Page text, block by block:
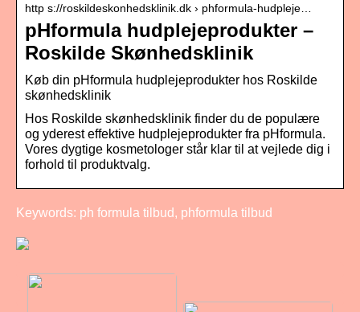
http s://roskildeskonhedsklinik.dk › phformula-hudpleje…
pHformula hudplejeprodukter –
Roskilde Skønhedsklinik
Køb din pHformula hudplejeprodukter hos Roskilde
skønhedsklinik
Hos Roskilde skønhedsklinik finder du de populære
og yderest effektive hudplejeprodukter fra pHformula.
Vores dygtige kosmetologer står klar til at vejlede dig i
forhold til produktvalg.
Keywords: ph formula tilbud, phformula tilbud